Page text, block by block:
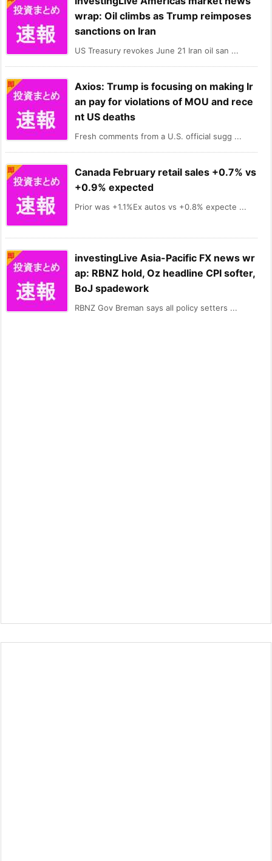
wrap: Oil climbs as Trump reimposes
sanctions on Iran
US Treasury revokes June 21 Iran oil san ...
Axios: Trump is focusing on making Ir
an pay for violations of MOU and rece
nt US deaths
Fresh comments from a U.S. official sugg ...
Canada February retail sales +0.7% vs
+0.9% expected
Prior was +1.1%Ex autos vs +0.8% expecte ...
investingLive Asia-Pacific FX news wr
ap: RBNZ hold, Oz headline CPI softer,
BoJ spadework
RBNZ Gov Breman says all policy setters ...